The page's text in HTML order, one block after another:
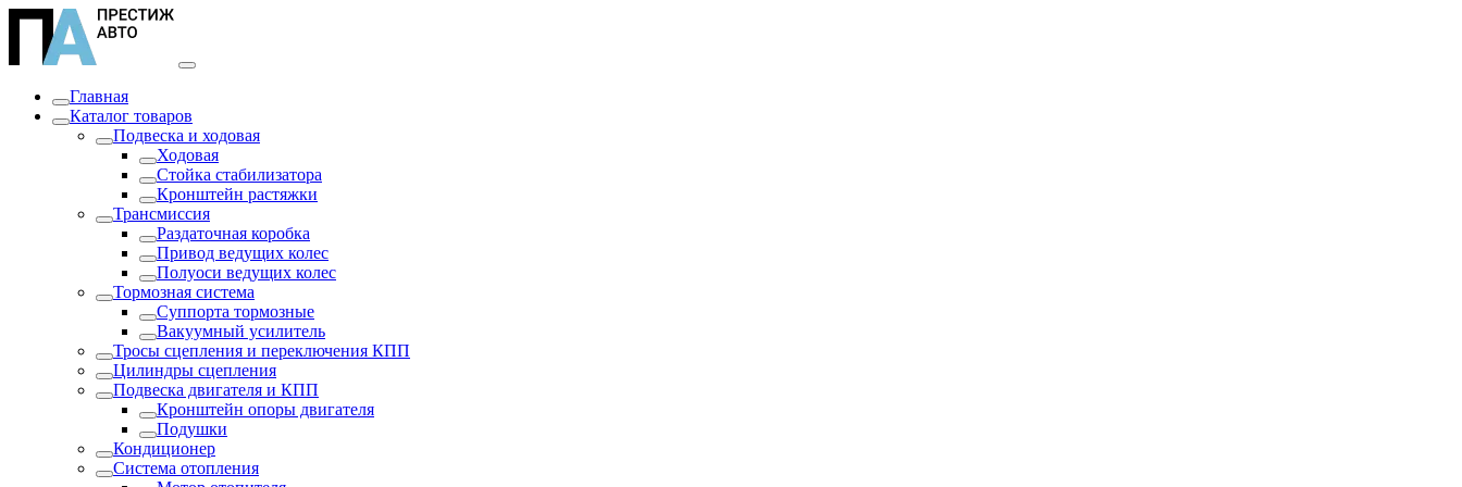
Главная
Каталог товаров
Подвеска и ходовая
Ходовая
Стойка стабилизатора
Кронштейн растяжки
Трансмиссия
Раздаточная коробка
Привод ведущих колес
Полуоси ведущих колес
Тормозная система
Суппорта тормозные
Вакуумный усилитель
Тросы сцепления и переключения КПП
Цилиндры сцепления
Подвеска двигателя и КПП
Кронштейн опоры двигателя
Подушки
Кондиционер
Система отопления